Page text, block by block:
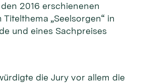
2016 erschienenen
„Seelsorgen“ in
und eines Sachpreises
die Jury vor allem die